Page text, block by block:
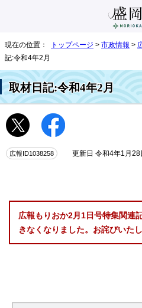
現在の位置： トップページ > 市政情報 >
記:令和4年2月
取材日記:令和4年2月
広報ID1038258 更新日 令和4年1月28
広報もりおか2月1日号特集関連
きなくなりました。お詫びいたし